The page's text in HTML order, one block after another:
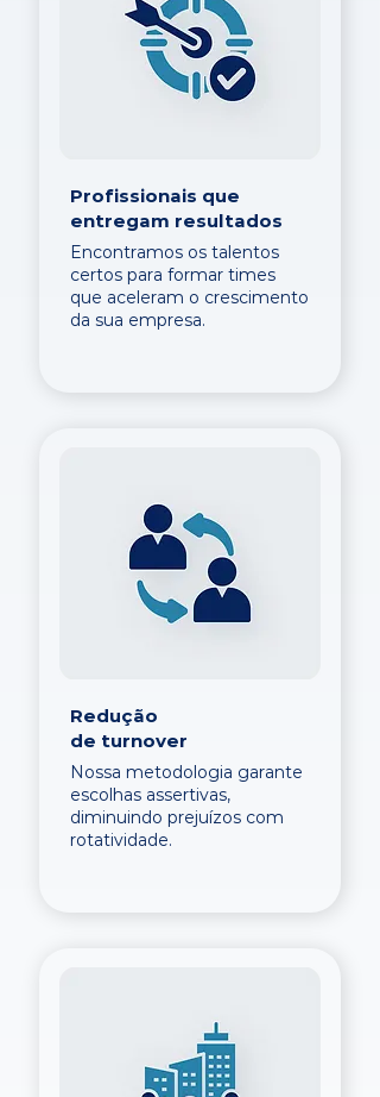
Profissionais que
entregam resultados
Encontramos os talentos
certos para formar times
que aceleram o crescimento
da sua empresa.
Redução
de turnover
Nossa metodologia garante
escolhas assertivas,
diminuindo prejuízos com
rotatividade.